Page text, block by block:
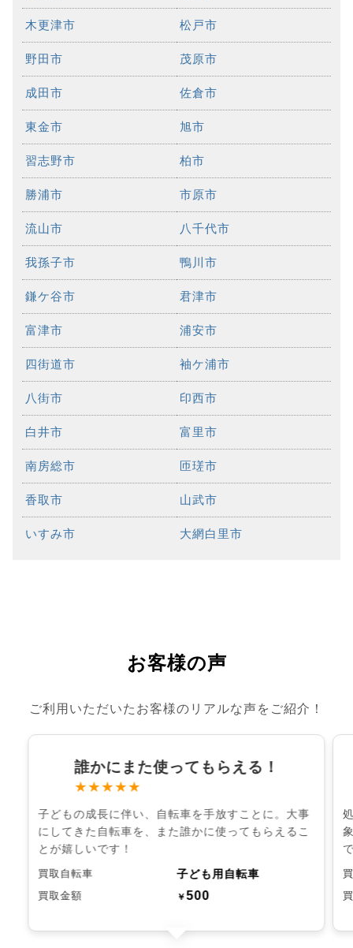
木更津市 松戸市
野田市 茂原市
成田市 佐倉市
東金市 旭市
習志野市 柏市
勝浦市 市原市
流山市 八千代市
我孫子市 鴨川市
鎌ケ谷市 君津市
富津市 浦安市
四街道市 袖ケ浦市
八街市 印西市
白井市 富里市
南房総市 匝瑳市
香取市 山武市
いすみ市 大網白里市
お客様の声
ご利用いただいたお客様のリアルな声をご紹介！
誰かにまた使ってもらえる！
★★★★★
子どもの成長に伴い、自転車を手放すことに。大事
にしてきた自転車を、また誰かに使ってもらえるこ
とが嬉しいです！
買取自転車 子ども用自転車
買取金額 ￥500